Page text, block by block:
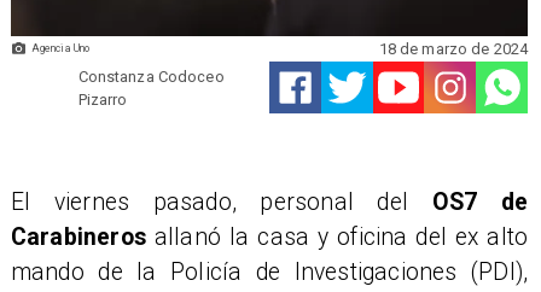
Agencia Uno
Constanza Codoceo
Pizarro
18 de marzo de 2024
​El viernes pasado, personal del OS7 de
Carabinerosallanó la casa y oficina del ex alto
mando de la Policía de Investigaciones (PDI),